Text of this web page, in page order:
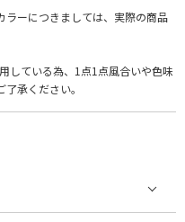
ーにつきましては、実際の商品
している為、1点1点風合いや色味
承ください。